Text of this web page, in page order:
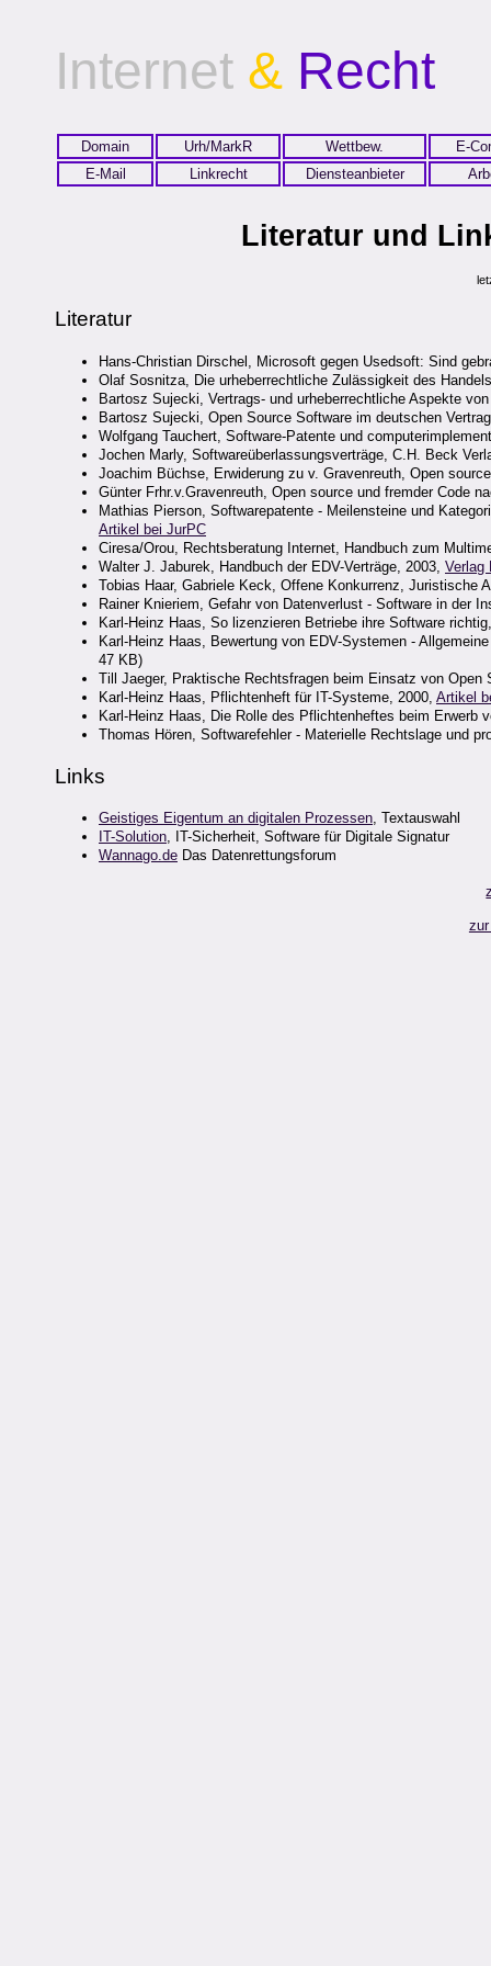
Internet & Recht
Domain Urh/MarkR Wettbew.
E-
E-Mail
Linkrecht Diensteanbieter
Literatur und
Literatur
Hans-Christian Dirschel, Microsoft gegen Usedsoft: Sind
Olaf Sosnitza, Die urheberrechtliche Zulässigkeit des
Bartosz Sujecki, Vertrags- und urheberrechtliche Aspekte
Bartosz Sujecki, Open Source Software im deutschen
Wolfgang Tauchert, Software-Patente und
Jochen Marly, Softwareüberlassungsverträge, C.H. Beck
Joachim Büchse, Erwiderung zu v. Gravenreuth, Open
Günter Frhr.v.Gravenreuth, Open source und fremder Code
Mathias Pierson, Softwarepatente - Meilensteine und
Artikel bei JurPC
Ciresa/Orou, Rechtsberatung Internet, Handbuch zum
Walter J. Jaburek, Handbuch der EDV-Verträge, 2003, Verlag
Tobias Haar, Gabriele Keck, Offene Konkurrenz, Juristische
Rainer Knieriem, Gefahr von Datenverlust - Software in der
Karl-Heinz Haas, So lizenzieren Betriebe ihre Software
Karl-Heinz Haas, Bewertung von EDV-Systemen -
47 KB)
Till Jaeger, Praktische Rechtsfragen beim Einsatz von
Karl-Heinz Haas, Pflichtenheft für IT-Systeme, 2000, Artikel
Karl-Heinz Haas, Die Rolle des Pflichtenheftes beim Erwerb
Thomas Hören, Softwarefehler - Materielle Rechtslage und
Links
Geistiges Eigentum an digitalen Prozessen, Textauswahl
IT-Solution, IT-Sicherheit, Software für Digitale Signatur
Wannago.de Das Datenrettungsforum